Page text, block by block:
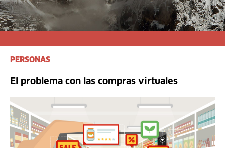
PERSONAS
El problema con las compras virtuales